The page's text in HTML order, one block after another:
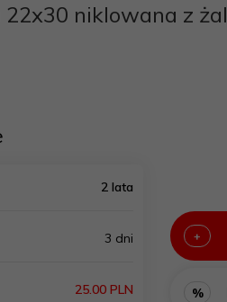
niklowana z
2 lata
3 dni
25.00 PLN
+
%